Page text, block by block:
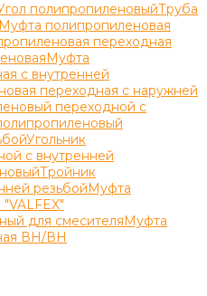
полипропиленовыйТруба
Муфта полипропиленовая
переходная
Муфта
с внутренней
переходная с наружней
переходной с
Угольник
с внутренней
Тройник
резьбойМуфта
для смесителяМуфта
ВН/ВН